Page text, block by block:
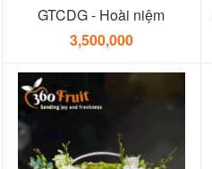
GTCDG - Hoài niệm
3,500,000